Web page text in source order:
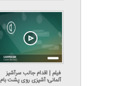
فیلم | اقدام جالب سرآشپز
آلمانی؛ آشپزی روی پشت بام